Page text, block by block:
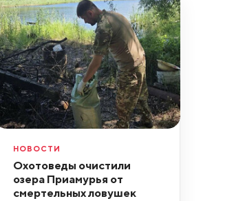
НОВОСТИ
Охотоведы очистили
озера Приамурья от
смертельных ловушек